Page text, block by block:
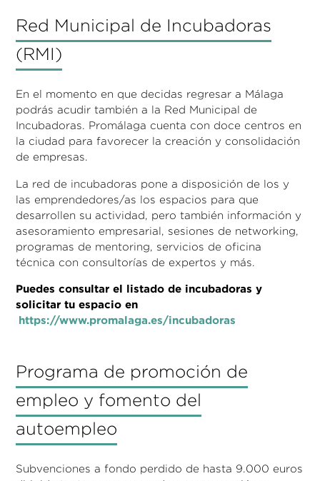
Red Municipal de Incubadoras
(RMI)
En el momento en que decidas regresar a Málaga
podrás acudir también a la Red Municipal de
Incubadoras. Promálaga cuenta con doce centros en
la ciudad para favorecer la creación y consolidación
de empresas.
La red de incubadoras pone a disposición de los y
las emprendedores/as los espacios para que
desarrollen su actividad, pero también información y
asesoramiento empresarial, sesiones de networking,
programas de mentoring, servicios de oficina
técnica con consultorías de expertos y más.
Puedes consultar el listado de incubadoras y
solicitar tu espacio en
https://www.promalaga.es/incubadoras
Programa de promoción de
empleo y fomento del
autoempleo
Subvenciones a fondo perdido de hasta 9.000 euros